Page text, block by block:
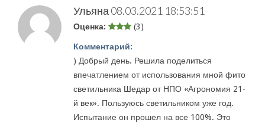
Ульяна 08.03.2021 18:53:51
Оценка: (3)
Комментарий:
) Добрый день. Решила поделиться
впечатлением от использования мной фито
светильника Шедар от НПО «Агрономия 21-
й век». Пользуюсь светильником уже год.
Испытание он прошел на все 100%. Это